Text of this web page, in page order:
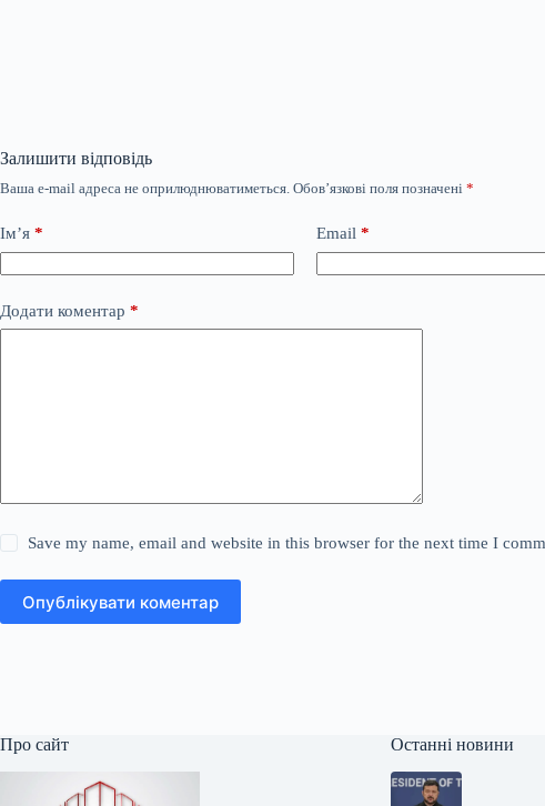
Залишити відповідь
Ваша e-mail адреса не оприлюднюватиметься. Обов’язкові поля позначені *
Ім’я * Email *
Додати коментар *
Save my name, email and website in this browser for the next time I
Опублікувати коментар
Про сайт Останні новини